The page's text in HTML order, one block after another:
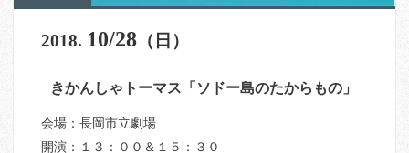
2018. 10/28 （日）
きかんしゃトーマス「ソドー島のたからもの」
会場：長岡市立劇場
開演：１３：００＆１５：３０